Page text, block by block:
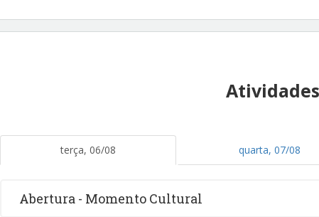
Atividades
terça, 06/08 quarta, 07/08
Abertura - Momento Cultural